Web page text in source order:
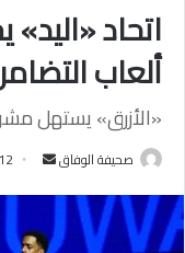
ألعاب
«الأزرق» يستهل
صحيفة الوفاق
أرسل 12 نوفمبر، 2025